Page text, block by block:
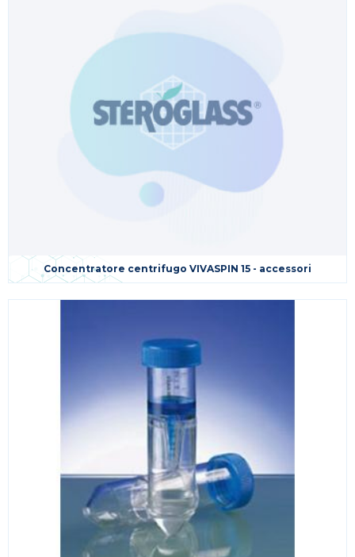
Concentratore centrifugo VIVASPIN 15 - accessori